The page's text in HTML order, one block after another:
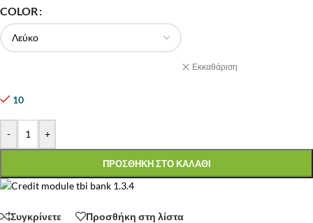
COLOR
Εκκαθάριση
10
- +
ΠΡΟΣΘΗΚΗ ΣΤΟ ΚΑΛΑΘΙ
Συγκρίνετε Προσθήκη στη λίστα